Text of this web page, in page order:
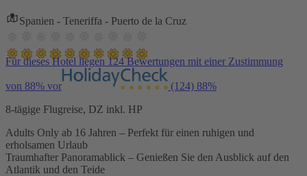
Spanien - Teneriffa - Puerto de la Cruz
Für dieses Hotel liegen 124 Bewertungen mit einer Zustimmung
von 88% vor (124) 88%
8-tägige Flugreise, DZ inkl. HP
Adults Only ab 16 Jahren – Perfekt für einen ruhigen und
erholsamen Urlaub
Traumhafter Panoramablick – Genießen Sie den Ausblick auf den
Atlantik und den Teide